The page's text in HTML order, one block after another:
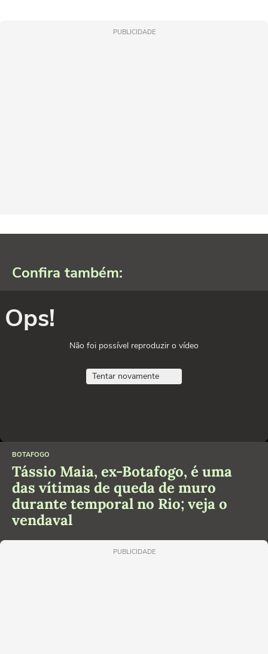
PUBLICIDADE
Confira também:
Ops!
Não foi possível reproduzir o vídeo
Tentar novamente
BOTAFOGO
Tássio Maia, ex-Botafogo, é uma
das vítimas de queda de muro
durante temporal no Rio; veja o
vendaval
PUBLICIDADE